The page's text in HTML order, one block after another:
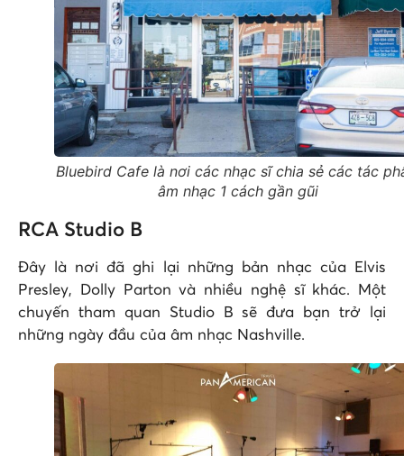
Bluebird Cafe là nơi các nhạc sĩ chia sẻ các tác
âm nhạc 1 cách gần gũi
RCA Studio B
Đây là nơi đã ghi lại những bản nhạc của Elvis
Presley, Dolly Parton và nhiều nghệ sĩ khác. Một
chuyến tham quan Studio B sẽ đưa bạn trở lại
những ngày đầu của âm nhạc Nashville.